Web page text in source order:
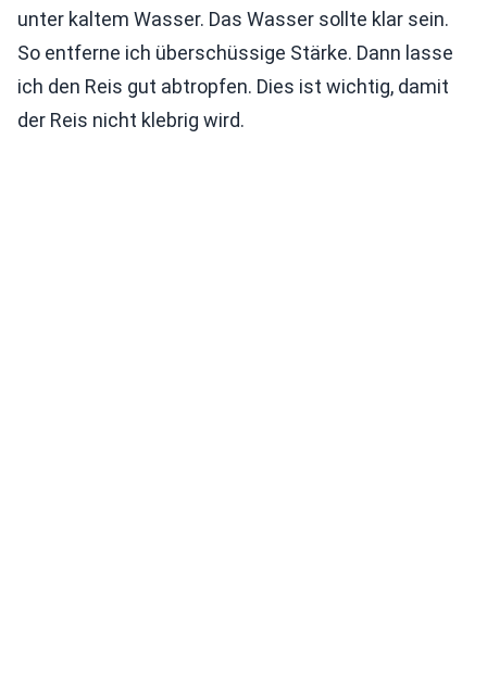
unter kaltem Wasser. Das Wasser sollte klar sein.
So entferne ich überschüssige Stärke. Dann lasse
ich den Reis gut abtropfen. Dies ist wichtig, damit
der Reis nicht klebrig wird.